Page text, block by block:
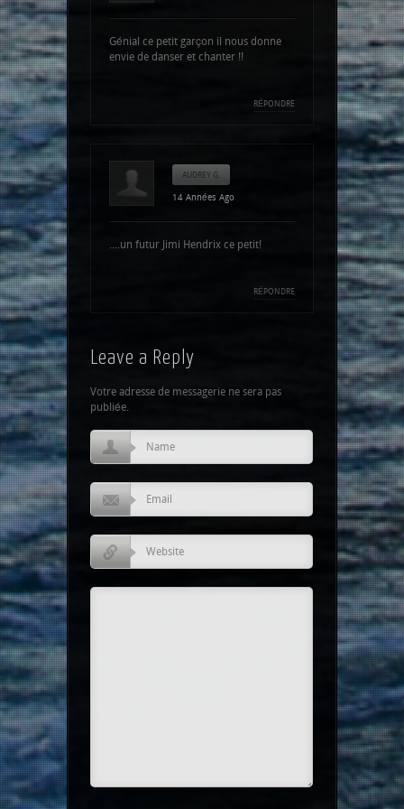
Génial ce petit garçon il nous donne
envie de danser et chanter !!
RÉPONDRE
AUDREY G.
14 Années Ago
....un futur Jimi Hendrix ce petit!
RÉPONDRE
Leave a Reply
Votre adresse de messagerie ne sera pas
publiée.
Name
Email
Website